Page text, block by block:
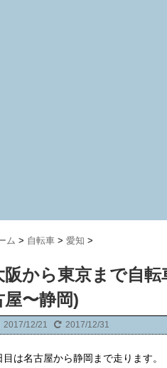
ム > 自転車 > 愛知 >
阪から東京まで自
屋〜静岡)
2017/12/21 2017/12/31
目は名古屋から静岡まで走ります。